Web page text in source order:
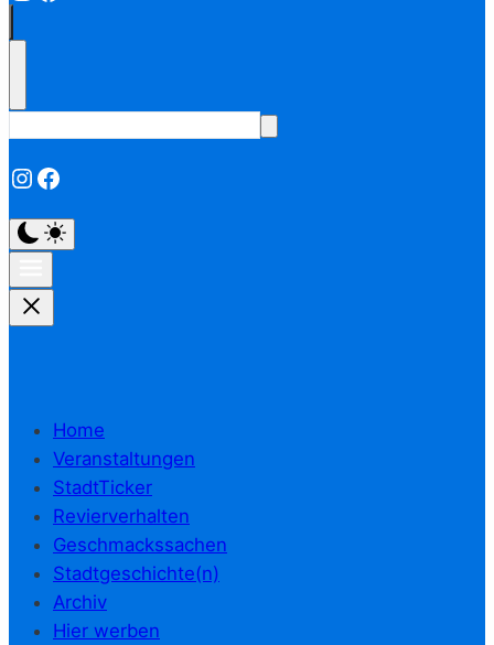
Instagram
Facebook
Home
Veranstaltungen
StadtTicker
Revierverhalten
Geschmackssachen
Stadtgeschichte(n)
Archiv
Hier werben